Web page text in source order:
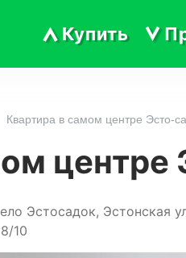
Купить
Квартира в самом центре Эсто-
центре
Эстосадок, Эстонская
10